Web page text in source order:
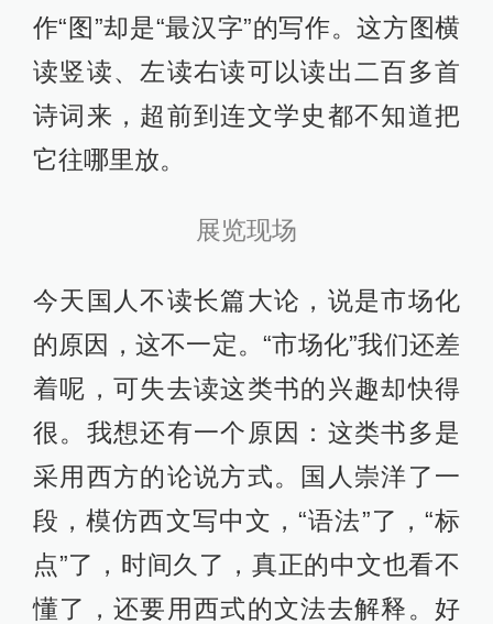
作“图”却是“最汉字”的写作。这方图横
读竖读、左读右读可以读出二百多首
诗词来，超前到连文学史都不知道把
它往哪里放。
展览现场
今天国人不读长篇大论，说是市场化
的原因，这不一定。“市场化”我们还差
着呢，可失去读这类书的兴趣却快得
很。我想还有一个原因：这类书多是
采用西方的论说方式。国人崇洋了一
段，模仿西文写中文，“语法”了，“标
点”了，时间久了，真正的中文也看不
懂了，还要用西式的文法去解释。好